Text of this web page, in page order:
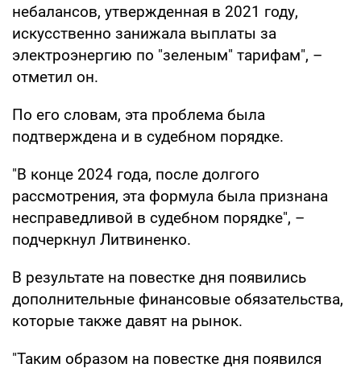
небалансов, утвержденная в 2021 году,
искусственно занижала выплаты за
электроэнергию по "зеленым" тарифам", –
отметил он.
По его словам, эта проблема была
подтверждена и в судебном порядке.
"В конце 2024 года, после долгого
рассмотрения, эта формула была признана
несправедливой в судебном порядке", –
подчеркнул Литвиненко.
В результате на повестке дня появились
дополнительные финансовые обязательства,
которые также давят на рынок.
"Таким образом на повестке дня появился